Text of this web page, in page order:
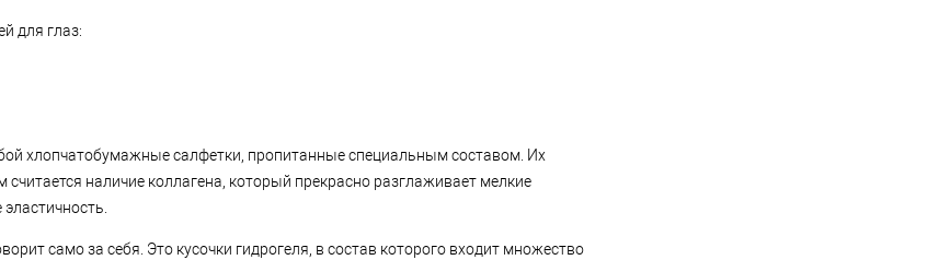
для глаз:
хлопчатобумажные салфетки, пропитанные специальным составом. Их
наличие коллагена, который прекрасно разглаживает мелкие
само за себя. Это кусочки гидрогеля, в состав которого входит множество